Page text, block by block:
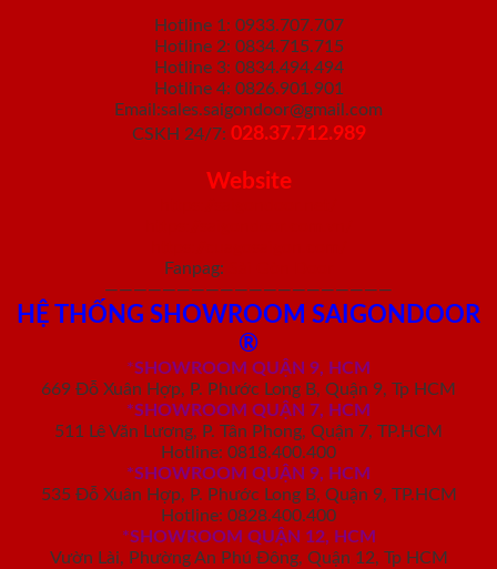
Hotline 1: 0933.707.707
Hotline 2: 0834.715.715
Hotline 3: 0834.494.494
Hotline 4: 0826.901.901
Email:sales.saigondoor@gmail.com
CSKH 24/7: 028.37.712.989
Website
Fanpag:
————————————————————
HỆ THỐNG SHOWROOM SAIGONDOOR
®
*SHOWROOM QUẬN 9, HCM
669 Đỗ Xuân Hợp, P. Phước Long B, Quận 9, Tp HCM
*SHOWROOM QUẬN 7, HCM
511 Lê Văn Lương, P. Tân Phong, Quận 7, TP.HCM
Hotline: 0818.400.400
*SHOWROOM QUẬN 9, HCM
535 Đỗ Xuân Hợp, P. Phước Long B, Quận 9, TP.HCM
Hotline: 0828.400.400
*SHOWROOM QUẬN 12, HCM
Vườn Lài, Phường An Phú Đông, Quận 12, Tp HCM